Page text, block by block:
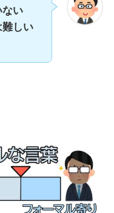
ない
難しい